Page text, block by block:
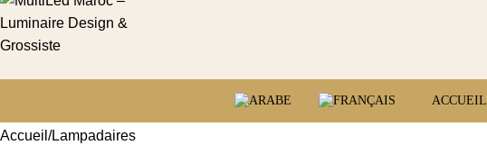
ACCUEIL
Accueil Lampadaires